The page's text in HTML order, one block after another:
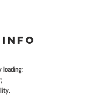
loading;